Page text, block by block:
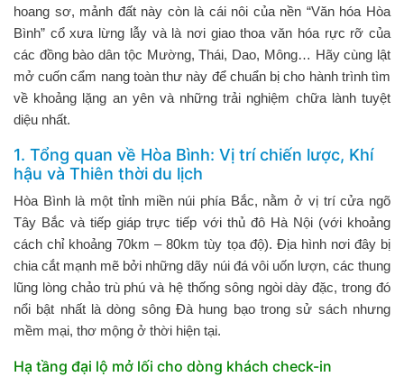
hoang sơ, mảnh đất này còn là cái nôi của nền “Văn hóa Hòa
Bình” cổ xưa lừng lẫy và là nơi giao thoa văn hóa rực rỡ của
các đồng bào dân tộc Mường, Thái, Dao, Mông… Hãy cùng lật
mở cuốn cẩm nang toàn thư này để chuẩn bị cho hành trình tìm
về khoảng lặng an yên và những trải nghiệm chữa lành tuyệt
diệu nhất.
1. Tổng quan về Hòa Bình: Vị trí chiến lược, Khí
hậu và Thiên thời du lịch
Hòa Bình là một tỉnh miền núi phía Bắc, nằm ở vị trí cửa ngõ
Tây Bắc và tiếp giáp trực tiếp với thủ đô Hà Nội (với khoảng
cách chỉ khoảng 70km – 80km tùy tọa độ). Địa hình nơi đây bị
chia cắt mạnh mẽ bởi những dãy núi đá vôi uốn lượn, các thung
lũng lòng chảo trù phú và hệ thống sông ngòi dày đặc, trong đó
nổi bật nhất là dòng sông Đà hung bạo trong sử sách nhưng
mềm mại, thơ mộng ở thời hiện tại.
Hạ tầng đại lộ mở lối cho dòng khách check-in